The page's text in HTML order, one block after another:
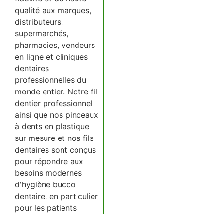
qualité aux marques,
distributeurs,
supermarchés,
pharmacies, vendeurs
en ligne et cliniques
dentaires
professionnelles du
monde entier. Notre fil
dentier professionnel
ainsi que nos pinceaux
à dents en plastique
sur mesure et nos fils
dentaires sont conçus
pour répondre aux
besoins modernes
d'hygiène bucco
dentaire, en particulier
pour les patients